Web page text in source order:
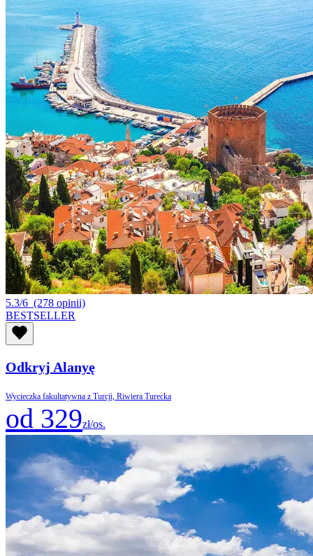
5.3/6 (278 opinii)
BESTSELLER
Odkryj Alanyę
Wycieczka fakultatywna z Turcji, Riwiera Turecka
od 329zł/os.